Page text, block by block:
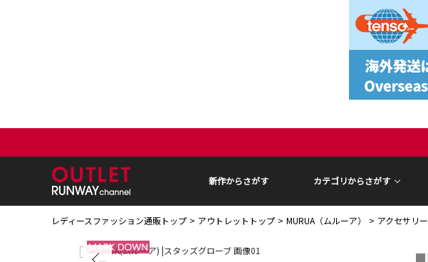
新作からさがす カテゴリからさがす
レディースファッション通販トップ アウトレットトップ MURUA（ムルーア） アクセサリー